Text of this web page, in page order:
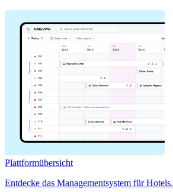
Plattformübersicht
Entdecke das Managementsystem für Hotels.